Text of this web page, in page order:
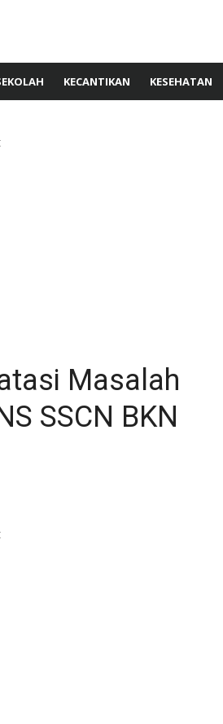
KECANTIKAN KESEHATAN
Masalah
SSCN BKN